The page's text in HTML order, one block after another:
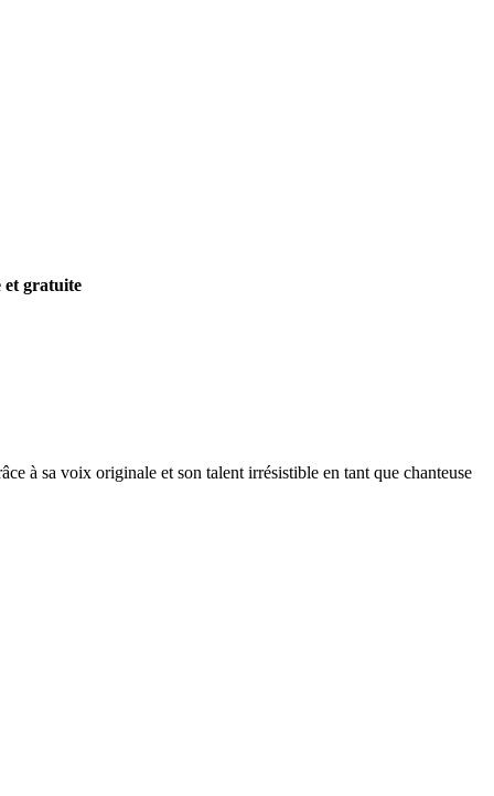
et gratuite
à sa voix originale et son talent irrésistible en tant que chanteuse